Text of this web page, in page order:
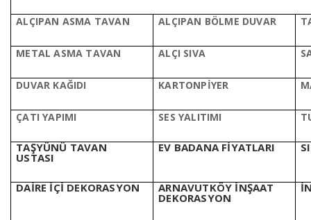
ALÇIPAN ASMA TAVAN ALÇIPAN BÖLME DUVAR
METAL ASMA TAVAN ALÇI SIVA
DUVAR KAĞIDI KARTONPİYER
ÇATI YAPIMI SES YALITIMI
TAŞYÜNÜ TAVAN
USTASI
EV BADANA FİYATLARI
DAİRE İÇİ DEKORASYON ARNAVUTKÖY İNŞAAT
DEKORASYON